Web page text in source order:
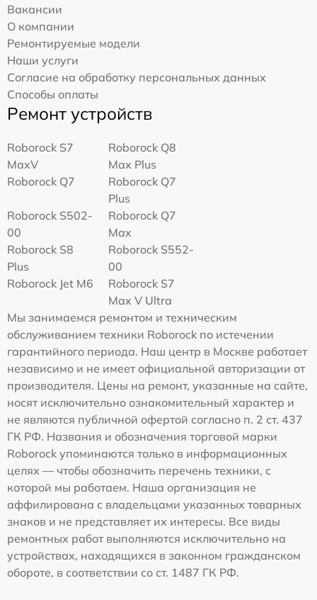
Вакансии
О компании
Ремонтируемые модели
Наши услуги
Согласие на обработку персональных данных
Способы оплаты
Ремонт устройств
Roborock S7
MaxV
Roborock Q8
Max Plus
Roborock Q7
Roborock Q7
Plus
Roborock S502-
00
Roborock Q7
Max
Roborock S8
Plus
Roborock S552-
00
Roborock Jet M6
Roborock S7
Max V Ultra
Мы занимаемся ремонтом и техническим
обслуживанием техники Roborock по истечении
гарантийного периода. Наш центр в Москве работает
независимо и не имеет официальной авторизации от
производителя. Цены на ремонт, указанные на сайте,
носят исключительно ознакомительный характер и
не являются публичной офертой согласно п. 2 ст. 437
ГК РФ. Названия и обозначения торговой марки
Roborock упоминаются только в информационных
целях — чтобы обозначить перечень техники, с
которой мы работаем. Наша организация не
аффилирована с владельцами указанных товарных
знаков и не представляет их интересы. Все виды
ремонтных работ выполняются исключительно на
устройствах, находящихся в законном гражданском
обороте, в соответствии со ст. 1487 ГК РФ.